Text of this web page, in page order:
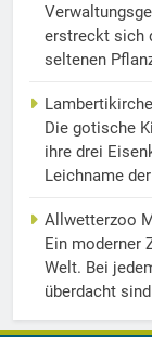
erstreckt sich
seltenen
Lambertikirche
Die gotische
ihre drei
Leichname
Allwetterzoo
Ein moderner
Welt. Bei
überdacht